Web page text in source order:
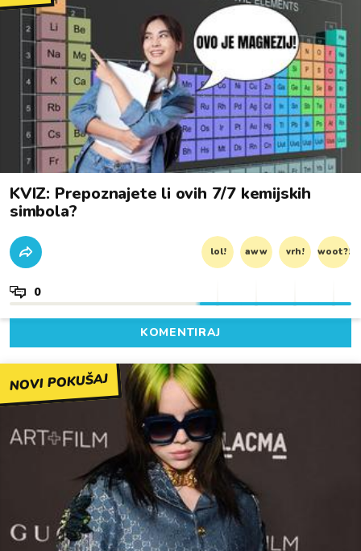
KVIZ: Prepoznajete li ovih 7/7 kemijskih
simbola?
lol! aww vrh! woot?!
0
KOMENTIRAJ
NOVI POKUŠAJ